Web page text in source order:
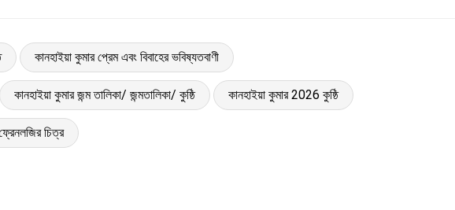
কানহাইয়া কুমার প্রেম এবং বিবাহের ভবিষ্যতবাণী
কানহাইয়া কুমার জন্ম তালিকা/ জন্মতালিকা/ কুষ্ঠি কানহাইয়া কুমার 2026 কুষ্ঠি
চিত্র